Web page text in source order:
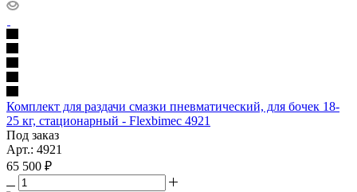
Комплект для раздачи смазки пневматический, для бочек 18-
25 кг, стационарный - Flexbimec 4921
Под заказ
Арт.: 4921
65 500 ₽